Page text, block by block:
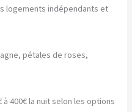
logements indépendants et
pétales de roses,
400€ la nuit selon les options